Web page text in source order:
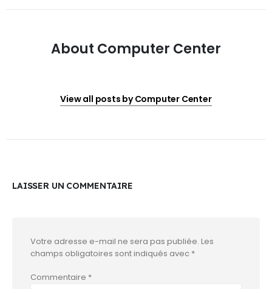
About Computer Center
View all posts by Computer Center
LAISSER UN COMMENTAIRE
Votre adresse e-mail ne sera pas publiée. Les
champs obligatoires sont indiqués avec *
Commentaire *